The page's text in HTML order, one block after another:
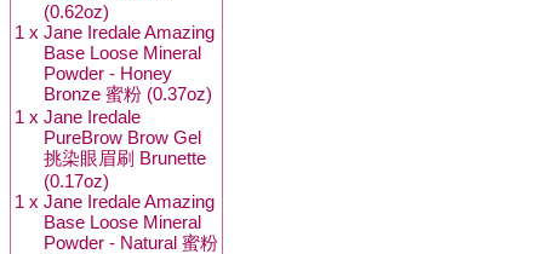
(0.62oz)
1 x Jane Iredale Amazing
Base Loose Mineral
Powder - Honey
Bronze 蜜粉 (0.37oz)
1 x Jane Iredale
PureBrow Brow Gel
挑染眼眉刷 Brunette
(0.17oz)
1 x Jane Iredale Amazing
Base Loose Mineral
Powder - Natural 蜜粉